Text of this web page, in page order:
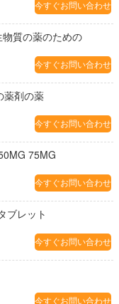
今すぐお問い合わせ
質の薬のための
今すぐお問い合わせ
薬剤の薬
今すぐお問い合わせ
75MG
今すぐお問い合わせ
ブレット
今すぐお問い合わせ
今すぐお問い合わせ